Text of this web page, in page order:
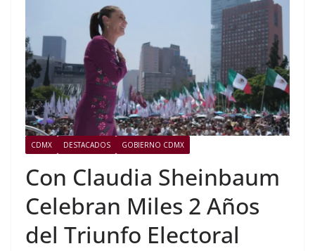
CDMX DESTACADOS GOBIERNO CDMX
Con Claudia Sheinbaum
Celebran Miles 2 Años
del Triunfo Electoral